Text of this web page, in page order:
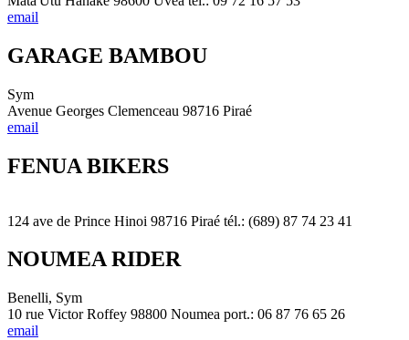
email
GARAGE BAMBOU
Sym
Avenue Georges Clemenceau 98716 Piraé
email
FENUA BIKERS
124 ave de Prince Hinoi 98716 Piraé tél.: (689) 87 74 23 41
NOUMEA RIDER
Benelli, Sym
10 rue Victor Roffey 98800 Noumea port.: 06 87 76 65 26
email